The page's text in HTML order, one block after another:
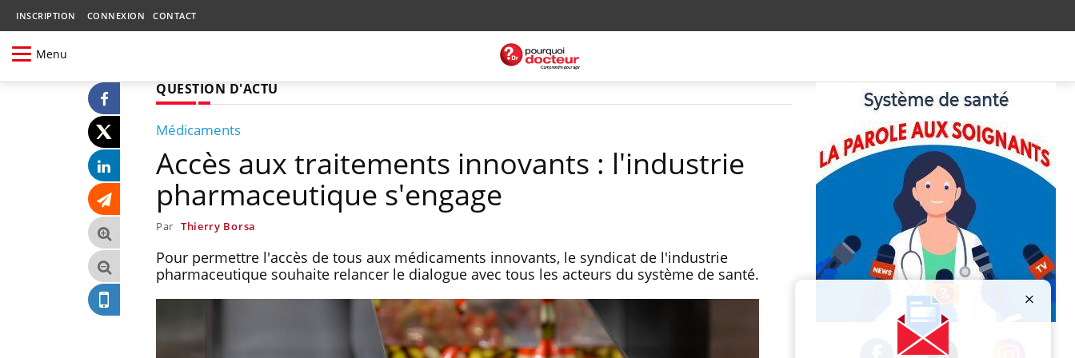
INSCRIPTION CONNEXION CONTACT
Menu
QUESTION D'ACTU
Médicaments
Accès aux traitements innovants : l'industrie
pharmaceutique s'engage
Par Thierry Borsa
Pour permettre l'accès de tous aux médicaments innovants, le syndicat de l'industrie
pharmaceutique souhaite relancer le dialogue avec tous les acteurs du système de santé.